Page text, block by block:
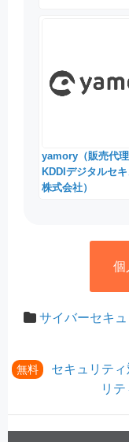
yamory（販売代理
KDDIデジタルセ
株式会社）
個
サイバーセキ
無料
セキュリテ
リ